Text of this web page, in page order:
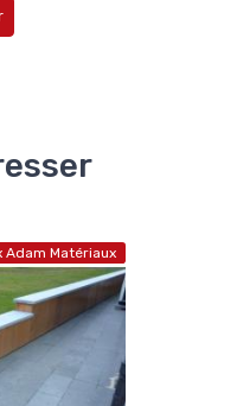
Adam Matériaux